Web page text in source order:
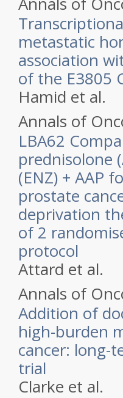
metastatic
association
of the E3805
Hamid et al.
Annals of
LBA62
prednisolone
(ENZ) + AAP
prostate
deprivation
of 2
protocol
Attard et al.
Annals of
Addition of
high-burden
cancer: long-
trial
Clarke et al.